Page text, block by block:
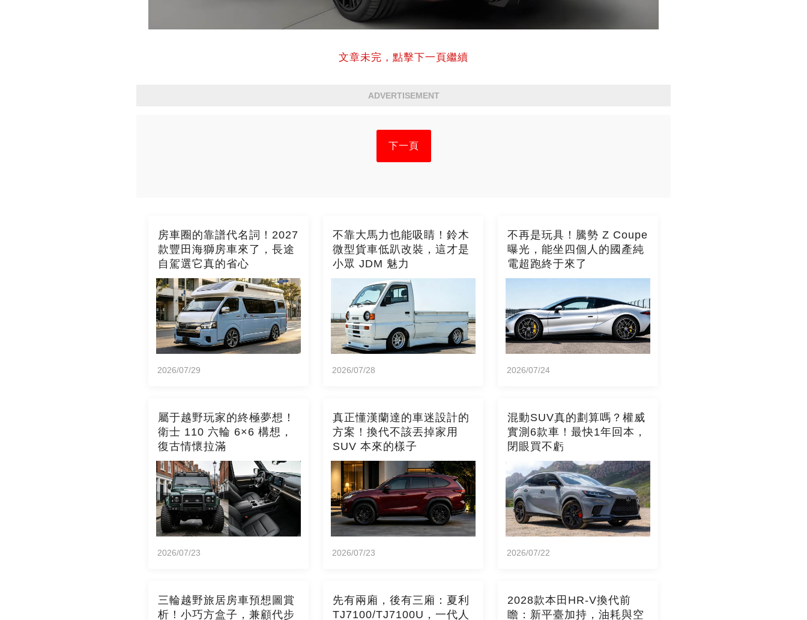
文章未完，點擊下一頁繼續
ADVERTISEMENT
下一頁
房車圈的靠譜代名詞！2027
款豐田海獅房車來了，長途
自駕選它真的省心
2026/07/29
不靠大馬力也能吸睛！鈴木
微型貨車低趴改裝，這才是
小眾 JDM 魅力
2026/07/28
不再是玩具！騰勢 Z Coupe
曝光，能坐四個人的國產純
電超跑終于來了
2026/07/24
屬于越野玩家的終極夢想！
衛士 110 六輪 6×6 構想，
復古情懷拉滿
2026/07/23
真正懂漢蘭達的車迷設計的
方案！換代不該丟掉家用
SUV 本來的樣子
2026/07/23
混動SUV真的劃算嗎？權威
實測6款車！最快1年回本，
閉眼買不虧
2026/07/22
三輪越野旅居房車預想圖賞
析！小巧方盒子，兼顧代步
先有兩廂，後有三廂：夏利
TJ7100/TJ7100U，一代人
2028款本田HR-V換代前
瞻：新平臺加持，油耗與空